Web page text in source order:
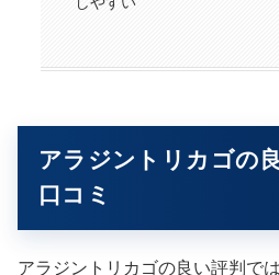
アラジントリカゴの
口コミ
アラジントリカゴの良い評判で